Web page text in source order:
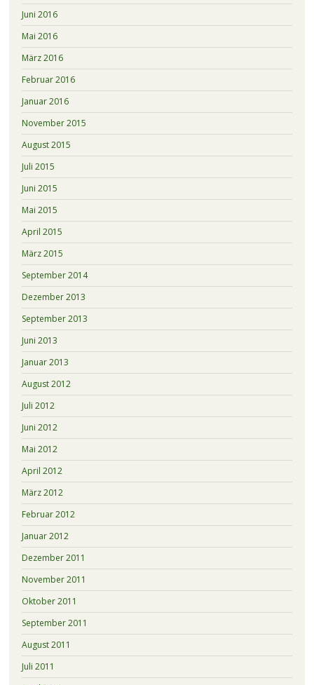
Juni 2016
Mai 2016
März 2016
Februar 2016
Januar 2016
November 2015
August 2015
Juli 2015
Juni 2015
Mai 2015
April 2015
März 2015
September 2014
Dezember 2013
September 2013
Juni 2013
Januar 2013
August 2012
Juli 2012
Juni 2012
Mai 2012
April 2012
März 2012
Februar 2012
Januar 2012
Dezember 2011
November 2011
Oktober 2011
September 2011
August 2011
Juli 2011